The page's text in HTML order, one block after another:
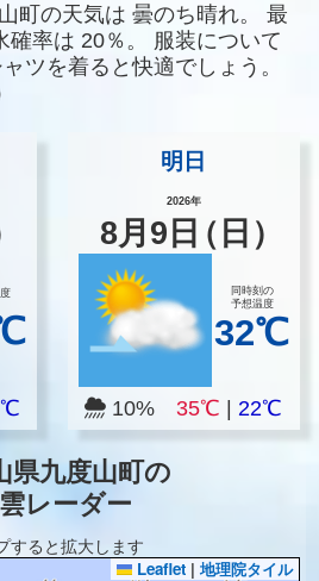
町の天気は 曇のち晴れ。
最
確率は 20％。
服装について
ツを着ると快適でしょう。
明日
2026年
8月 9 日（日）
同時刻の
予想温度
32℃
10%35℃ |22℃
県九度山町の
レーダー
すると拡大します
Leaflet | 地理院タイル